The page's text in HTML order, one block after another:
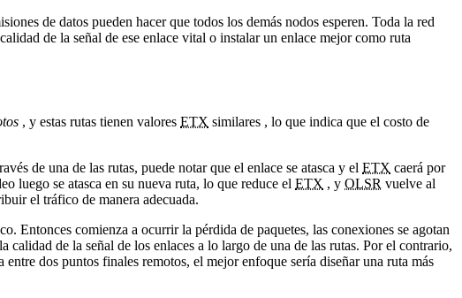
de datos pueden hacer que todos los demás nodos esperen. Toda la red
de la señal de ese enlace vital o instalar un enlace mejor como ruta
, y estas rutas tienen valores ETX similares , lo que indica que el costo de
de una de las rutas, puede notar que el enlace se atasca y el ETX caerá por
luego se atasca en su nueva ruta, lo que reduce el ETX , y OLSR vuelve al
el tráfico de manera adecuada.
Entonces comienza a ocurrir la pérdida de paquetes, las conexiones se agotan
de la señal de los enlaces a lo largo de una de las rutas. Por el contrario,
dos puntos finales remotos, el mejor enfoque sería diseñar una ruta más